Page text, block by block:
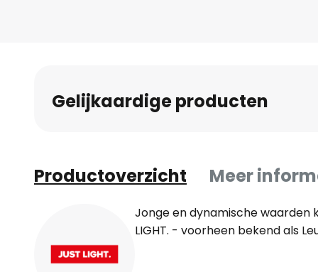
afbeeldingen-
Gelijkaardige producten
Productoverzicht Meer
Jonge en dynamische waarden
LIGHT. - voorheen bekend als